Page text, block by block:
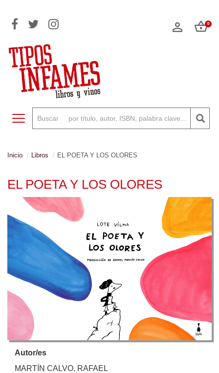
0
Toggle navigation
Inicio Libros EL POETA Y LOS OLORES
EL POETA Y LOS OLORES
Autor/es
MARTÍN CALVO, RAFAEL